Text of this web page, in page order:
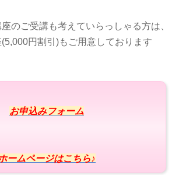
のご受講も考えていらっしゃる方は、
円割引)もご用意しております
お申込みフォーム
ームページはこちら♪